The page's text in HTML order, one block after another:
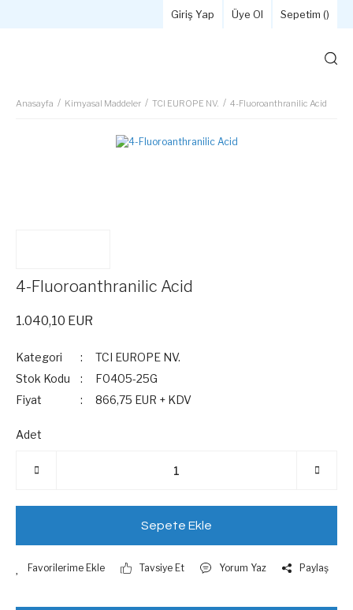
Giriş Yap Üye Ol Sepetim ()
Anasayfa Kimyasal Maddeler TCI EUROPE NV. 4-Fluoroanthranilic Acid
4-Fluoroanthranilic Acid
1.040,10 EUR
Kategori
TCI EUROPE NV.
Stok Kodu
F0405-25G
Fiyat
866,75 EUR + KDV
Adet
Sepete Ekle
Tavsiye Et Yorum Yaz Paylaş